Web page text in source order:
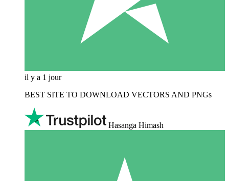
il y a 1 jour
BEST SITE TO DOWNLOAD VECTORS AND PNGs
Hasanga Himash